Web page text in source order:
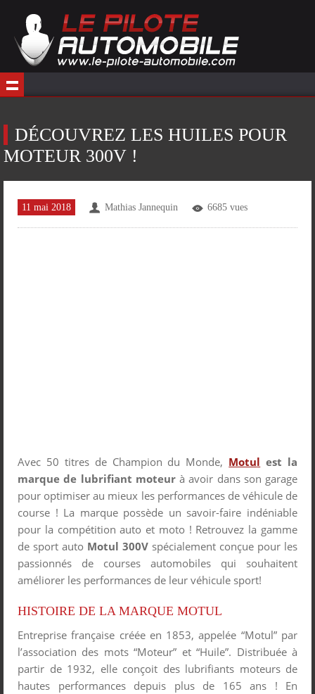
DÉCOUVREZ LES HUILES POUR
MOTEUR 300V !
11 mai 2018 Mathias Jannequin 6685 vues
Avec 50 titres de Champion du Monde, Motul est la
marque de lubrifiant moteurà avoir dans son garage
pour optimiser au mieux les performances de véhicule de
course ! La marque possède un savoir-faire indéniable
pour la compétition auto et moto ! Retrouvez la gamme
de sport auto Motul 300V spécialement conçue pour les
passionnés de courses automobiles qui souhaitent
améliorer les performances de leur véhicule sport!
HISTOIRE DE LA MARQUE MOTUL
Entreprise française créée en 1853, appelée “Motul” par
l’association des mots “Moteur” et “Huile”. Distribuée à
partir de 1932, elle conçoit des lubrifiants moteurs de
hautes performances depuis plus de 165 ans ! En